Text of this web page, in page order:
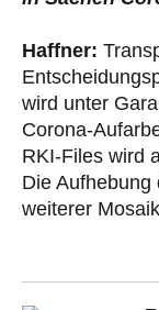
Haffner:
wird unter
Corona-
RKI-Files wird
Die Aufhebung
weiterer